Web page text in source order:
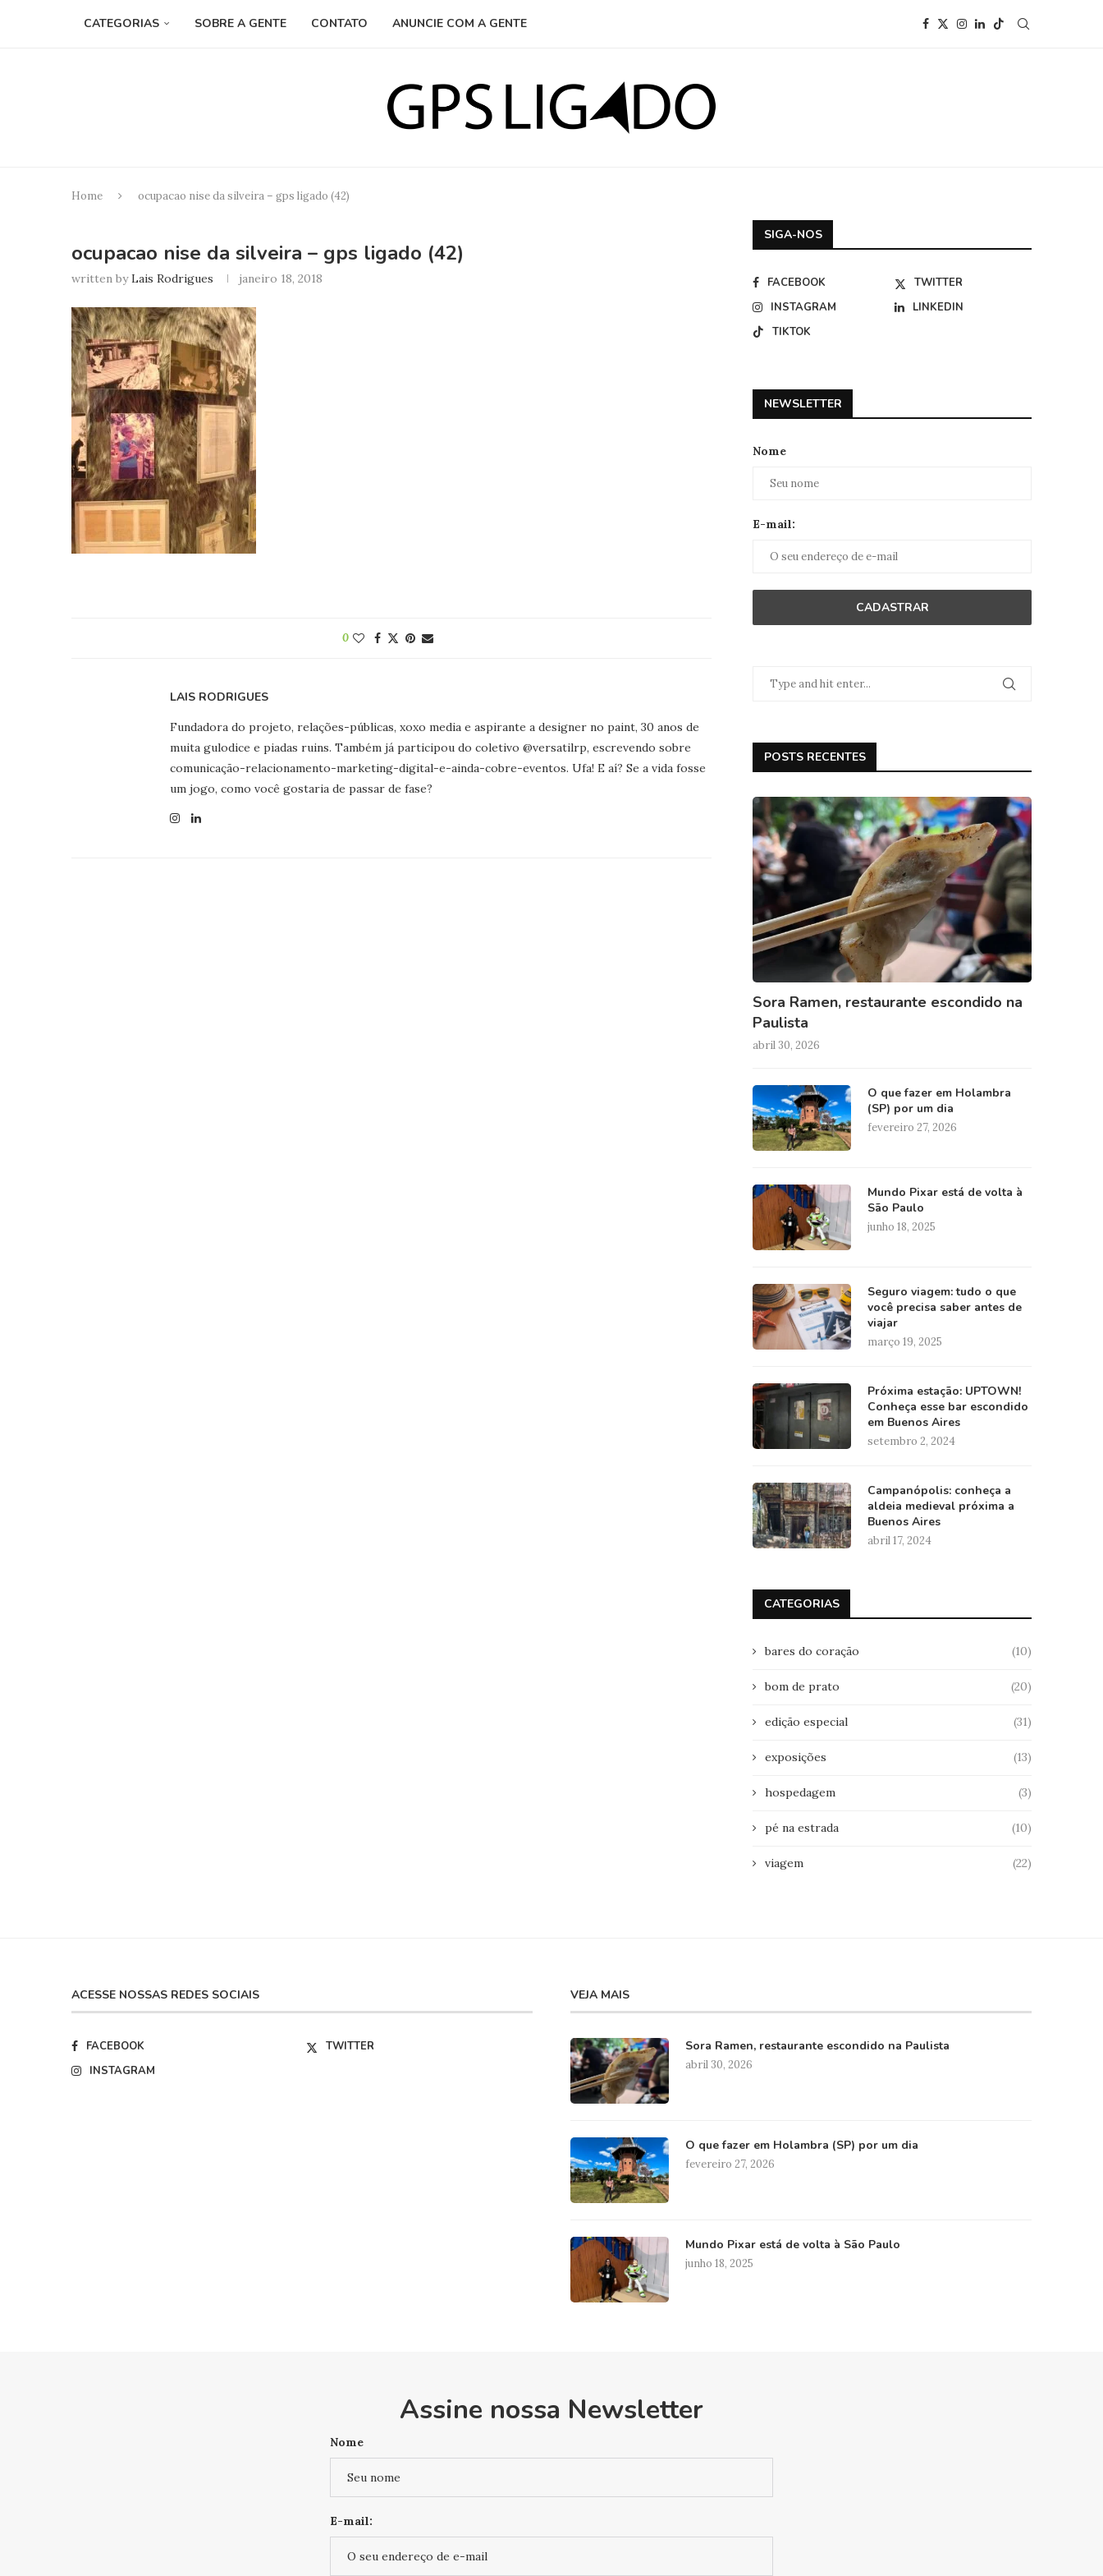
CATEGORIAS SOBRE A GENTE CONTATO ANUNCIE COM A GENTE
Home ocupacao nise da silveira – gps ligado (42)
ocupacao nise da silveira – gps ligado (42)
written byLais Rodrigues janeiro 18, 2018
0
LAIS RODRIGUES
Fundadora do projeto, relações-públicas, xoxo media e aspirante a designer no paint, 30 anos de
muita gulodice e piadas ruins. Também já participou do coletivo @versatilrp, escrevendo sobre
comunicação-relacionamento-marketing-digital-e-ainda-cobre-eventos. Ufa! E aí? Se a vida fosse
um jogo, como você gostaria de passar de fase?
SIGA-NOS
FACEBOOK
TWITTER
INSTAGRAM
LINKEDIN
TIKTOK
NEWSLETTER
Nome
E-mail:
POSTS RECENTES
Sora Ramen, restaurante escondido na
Paulista
abril 30, 2026
O que fazer em Holambra
(SP) por um dia
fevereiro 27, 2026
Mundo Pixar está de volta à
São Paulo
junho 18, 2025
Seguro viagem: tudo o que
você precisa saber antes de
viajar
março 19, 2025
Próxima estação: UPTOWN!
Conheça esse bar escondido
em Buenos Aires
setembro 2, 2024
Campanópolis: conheça a
aldeia medieval próxima a
Buenos Aires
abril 17, 2024
CATEGORIAS
bares do coração (10)
bom de prato (20)
edição especial (31)
exposições (13)
hospedagem (3)
pé na estrada (10)
viagem (22)
ACESSE NOSSAS REDES SOCIAIS
FACEBOOK
TWITTER
INSTAGRAM
VEJA MAIS
Sora Ramen, restaurante escondido na Paulista
abril 30, 2026
O que fazer em Holambra (SP) por um dia
fevereiro 27, 2026
Mundo Pixar está de volta à São Paulo
junho 18, 2025
Assine nossa Newsletter
Nome
E-mail: